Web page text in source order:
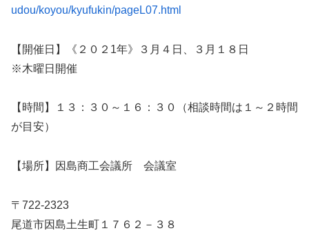
udou/koyou/kyufukin/pageL07.html
【開催日】《２０２1年》３月４日、３月１８日
※木曜日開催
【時間】１３：３０～１６：３０（相談時間は１～２時間
が目安）
【場所】因島商工会議所 会議室
〒722-2323
尾道市因島土生町１７６２－３８